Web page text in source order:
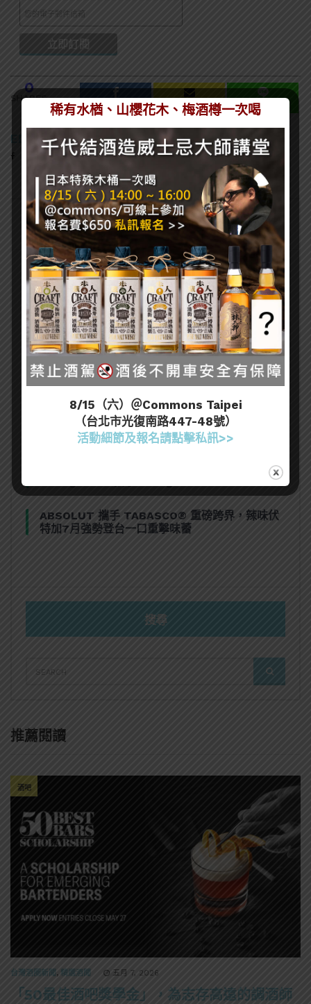
0
SHARES
EDITOR
熱門文章
[誠實酒記] 和庵清酒舖 – 世界唎酒師冠軍駐店 高
CP值清酒吧（台北市中山區）
三得利六Roku琴酒旬系列「柚子雪見」限量登
場！首款罐裝Gin Soda 10月同步上市
美國正式恢復蘇格蘭威士忌零關稅！烈酒產業再次
迎來重磅利多
ABSOLUT 攜手 TABASCO® 重磅跨界，辣味伏
特加7月強勢登台一口重擊味蕾
搜尋
FOR:
SEARCH
推薦閱讀
酒吧
台灣酒圈新聞 , 精選酒聞 五月 7, 2026
「50最佳酒吧獎學金」，為志存高遠的調酒師
稀有水楢、山櫻花木、梅酒樽一次喝
8/15（六）＠Commons Taipei
（台北市光復南路447-48號）
活動細節及報名請點擊私訊>>